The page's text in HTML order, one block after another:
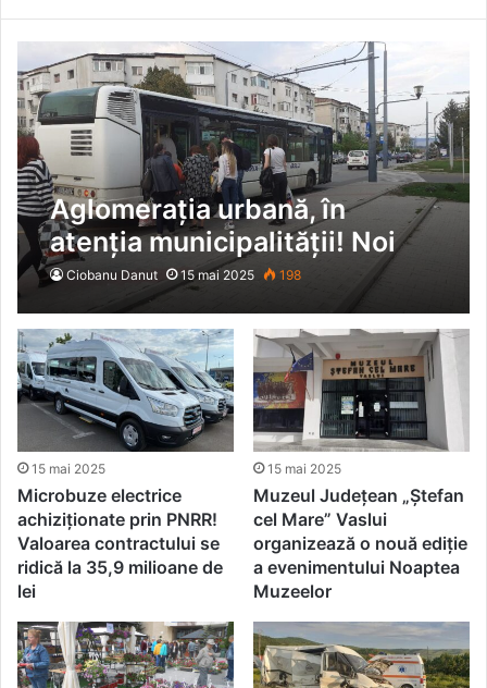
Aglomerația urbană, în
atenția municipalității! Noi
investiții pentru
reconfigurarea transportului
public
Ciobanu Danut 15 mai 2025 198
15 mai 2025
Microbuze electrice
achiziționate prin PNRR!
Valoarea contractului se
ridică la 35,9 milioane de
lei
15 mai 2025
Muzeul Județean „Ștefan
cel Mare” Vaslui
organizează o nouă ediție
a evenimentului Noaptea
Muzeelor